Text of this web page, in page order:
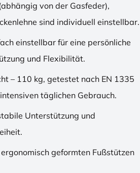
von der Gasfeder),
sind individuell einstellbar.
einstellbar für eine persönliche
und Flexibilität.
– 110 kg, getestet nach EN 1335
täglichen Gebrauch.
Unterstützung und
geformten Fußstützen